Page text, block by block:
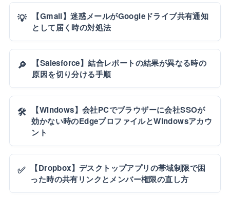
💡
【Gmail】迷惑メールがGoogleドライブ共有通知
として届く時の対処法
🔎
【Salesforce】結合レポートの結果が異なる時の
原因を切り分ける手順
🛠️
【Windows】会社PCでブラウザーに会社SSOが
効かない時のEdgeプロファイルとWindowsアカウ
ント
✅
【Dropbox】デスクトップアプリの帯域制限で困
った時の共有リンクとメンバー権限の直し方